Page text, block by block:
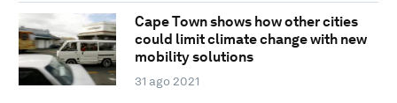
Cape Town shows how other cities
could limit climate change with new
mobility solutions
31 ago 2021